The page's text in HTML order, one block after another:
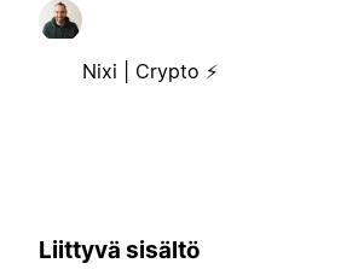
Nixi | Crypto ⚡
Liittyvä sisältö